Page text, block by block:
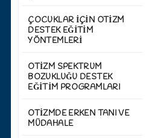
ÇOCUKLAR İÇIN OTIZM
DESTEK EĞITIM
YÖNTEMLERI
OTIZM SPEKTRUM
BOZUKLUĞU DESTEK
EĞITIM PROGRAMLARI
OTIZMDE ERKEN TANI VE
MÜDAHALE